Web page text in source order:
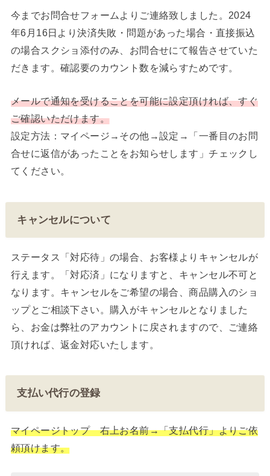
今までお問合せフォームよりご連絡致しました。2024
年6月16日より決済失敗・問題があった場合・直接振込
の場合スクショ添付のみ、お問合せにて報告させていた
だきます。確認要のカウント数を減らすためです。
メールで通知を受けることを可能に設定頂ければ、すぐ
ご確認いただけます。
設定方法：マイページ→その他→設定→「一番目のお問
合せに返信があったことをお知らせします」チェックし
てください。
キャンセルについて
ステータス「対応待」の場合、お客様よりキャンセルが
行えます。「対応済」になりますと、キャンセル不可と
なります。キャンセルをご希望の場合、商品購入のショ
ップとご相談下さい。購入がキャンセルとなりました
ら、お金は弊社のアカウントに戻されますので、ご連絡
頂ければ、返金対応いたします。
支払い代行の登録
マイページトップ 右上お名前→「支払代行」よりご依
頼頂けます。